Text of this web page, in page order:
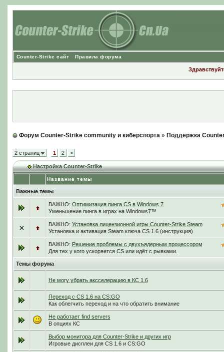
Counter-Strike сайт Правила форума
Форум Counter-Strike community и киберспорта» Поддержка
2 страниц 1 2 >
Настройка Counter-Strike
Название темы
Важные темы
ВАЖНО: Оптимизация пинга CS в Windows 7
Уменьшение пинга в играх на Windows7™
ВАЖНО: Установка лицензионной игры Counter-Strike Steam
Установка и активация Steam ключа CS 1.6 (инструкция)
ВАЖНО: Решение проблемы с двухъядерным процессором
Для тех у кого ускоряется CS или идёт с рывками.
Темы форума
Не могу убрать аксселерацию в КС 1.6
Переход с CS 1.6 на CS:GO
Как облегчить переход и на что обратить внимание
Не работает find servers
В опциях КС
Выбор монитора для Counter-Strike и других игр
Игровые дисплеи для CS 1.6 и CS:GO